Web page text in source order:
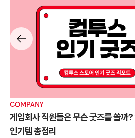
COMPANY
게임회사 직원들은 무슨 굿즈를 쓸까?
인기템 총정리